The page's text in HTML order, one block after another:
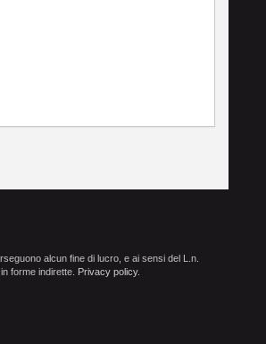
alcun fine di lucro, e ai sensi del L.n.
forme indirette.
Privacy policy.